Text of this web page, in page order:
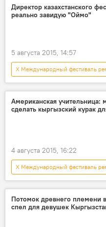
Дамира
Международный фестиваль
Директор казахстанского
реально завидую "Оймо"
5 августа 2015, 14:57
X Международный фестиваль
Новости
Общество
Айжан Беккулова
Международный фестиваль
Американская учительница:
сделать кыргызский курак
4 августа 2015, 16:22
X Международный фестиваль
Новости
Кыргызстан
Международный фестиваль
Потомок древнего племени
спел для девушек